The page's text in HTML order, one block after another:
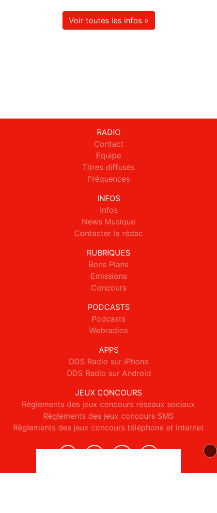
Voir toutes les infos »
RADIO
Contact
Equipe
Titres diffusés
Fréquences
INFOS
Infos
News Musique
Contacter la rédac
RUBRIQUES
Bons Plans
Emissions
Concours
PODCASTS
Podcasts
Webradios
APPS
ODS Radio sur iPhone
ODS Radio sur Android
JEUX CONCOURS
Règlements des jeux concours réseaux sociaux
Règlements des jeux concours SMS
Règlements des jeux concours téléphone et internet